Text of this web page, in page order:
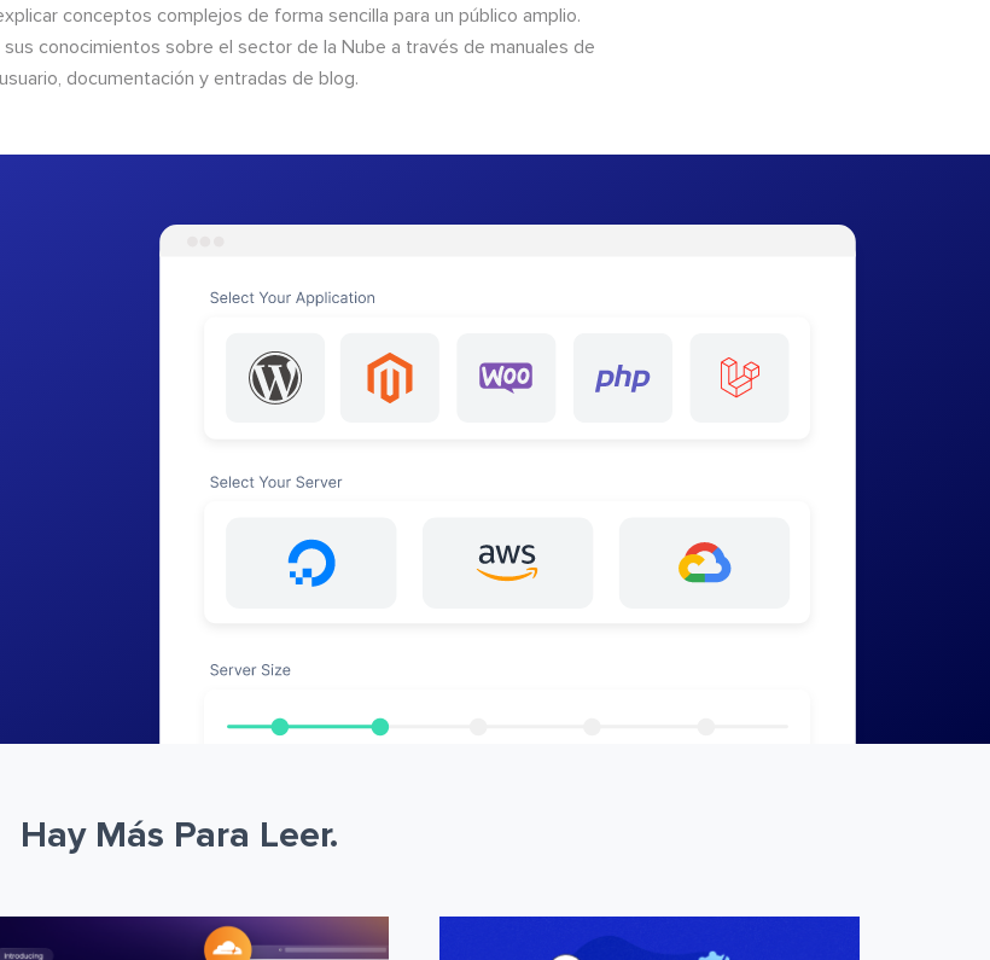
conceptos complejos de forma sencilla para un público amplio.
conocimientos sobre el sector de la Nube a través de manuales de
usuario, documentación y entradas de blog.
Hay Más Para Leer.